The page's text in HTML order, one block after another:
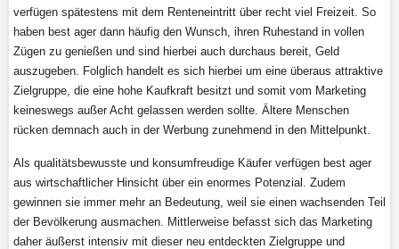
verfügen spätestens mit dem Renteneintritt über recht viel Freizeit. So
haben best ager dann häufig den Wunsch, ihren Ruhestand in vollen
Zügen zu genießen und sind hierbei auch durchaus bereit, Geld
auszugeben. Folglich handelt es sich hierbei um eine überaus attraktive
Zielgruppe, die eine hohe Kaufkraft besitzt und somit vom Marketing
keineswegs außer Acht gelassen werden sollte. Ältere Menschen
rücken demnach auch in der Werbung zunehmend in den Mittelpunkt.
Als qualitätsbewusste und konsumfreudige Käufer verfügen best ager
aus wirtschaftlicher Hinsicht über ein enormes Potenzial. Zudem
gewinnen sie immer mehr an Bedeutung, weil sie einen wachsenden Teil
der Bevölkerung ausmachen. Mittlerweise befasst sich das Marketing
daher äußerst intensiv mit dieser neu entdeckten Zielgruppe und